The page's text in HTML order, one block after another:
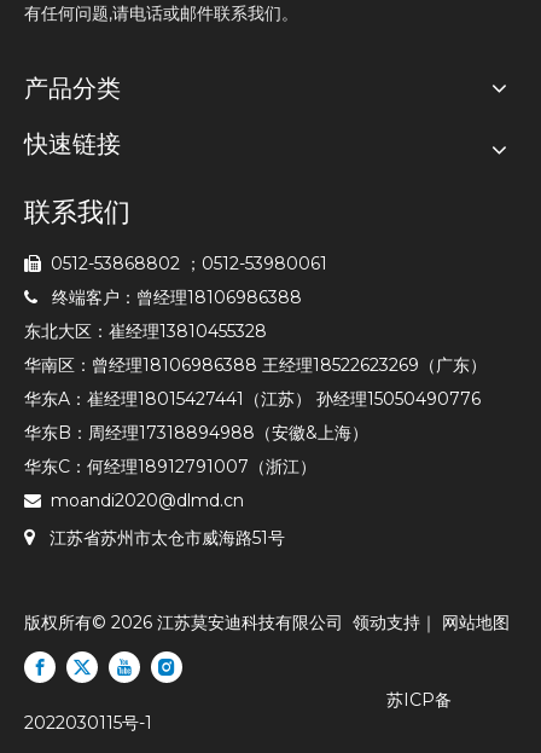
有任何问题,请电话或邮件联系我们。
产品分类
快速链接
联系我们
 0512-53868802 ；0512-53980061

终端客户：曾经理18106986388
东北大区：崔经理13810455328
华南区：曾经理18106986388 王经理18522623269（广东）
华东A：崔经理18015427441（江苏） 孙经理15050490776
华东B：周经理17318894988（安徽&上海）
华东C：何经理18912791007（浙江）
 moandi2020@dlmd.cn
 江苏省苏州市太仓市威海路51号
版权所有© 2026 江苏莫安迪科技有限公司 领动支持｜ 网站地图
苏ICP备
2022030115号-1